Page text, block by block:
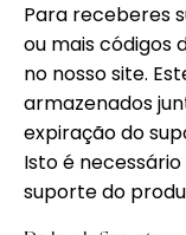
Para receberes
ou mais códigos
no nosso site.
armazenados
expiração do
Isto é
suporte do